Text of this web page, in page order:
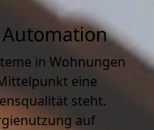
in Wohnungen
eine
steht.
auf